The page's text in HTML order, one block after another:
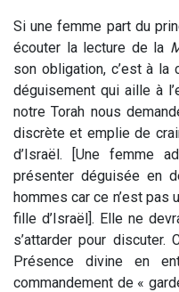
Si une femme part du
écouter la lecture de la
son obligation, c’est à la
déguisement qui aille à
notre Torah nous
discrète et emplie de
d’Israël. [Une femme
présenter déguisée en
hommes car ce n’est pas
fille d’Israël]. Elle ne
s’attarder pour
Présence divine en
commandement de «